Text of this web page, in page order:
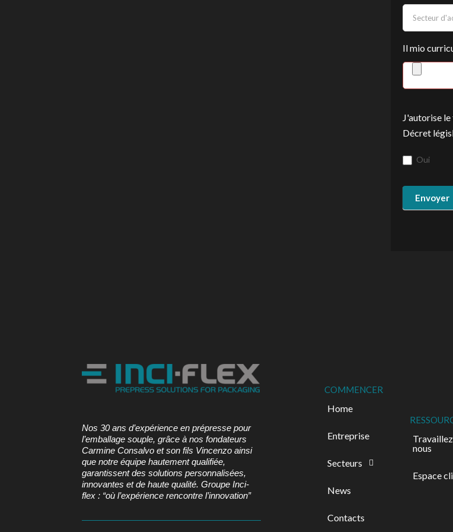
Il mio
J'autorise
Décret
Oui
Envoyer
Nos 30 ans d’expérience en prépresse pour
l’emballage souple, grâce à nos fondateurs
Carmine Consalvo et son fils Vincenzo ainsi
que notre équipe hautement qualifiée,
garantissent des solutions personnalisées,
innovantes et de haute qualité. Groupe Inci-
flex : “où l’expérience rencontre l’innovation”
COMMENCER
Home
Entreprise
Secteurs
News
Contacts
nous
Espace